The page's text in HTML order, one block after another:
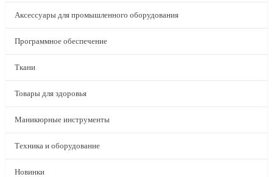
Аксессуары для промышленного оборудования
Программное обеспечение
Ткани
Товары для здоровья
Маникюрные инструменты
Техника и оборудование
Новинки